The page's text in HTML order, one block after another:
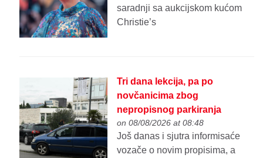
saradnji sa aukcijskom kućom
Christie’s
Tri dana lekcija, pa po
novčanicima zbog
nepropisnog parkiranja
on 08/08/2026 at 08:48
Još danas i sjutra informisaće
vozače o novim propisima, a